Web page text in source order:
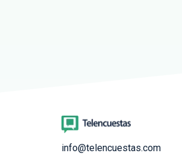
info@telencuestas.com